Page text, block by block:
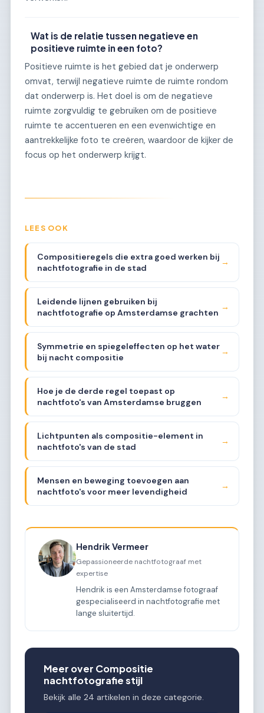
Wat is de relatie tussen negatieve en
positieve ruimte in een foto?
Positieve ruimte is het gebied dat je onderwerp
omvat, terwijl negatieve ruimte de ruimte rondom
dat onderwerp is. Het doel is om de negatieve
ruimte zorgvuldig te gebruiken om de positieve
ruimte te accentueren en een evenwichtige en
aantrekkelijke foto te creëren, waardoor de kijker de
focus op het onderwerp krijgt.
LEES OOK
Compositieregels die extra goed werken bij
nachtfotografie in de stad
→
Leidende lijnen gebruiken bij
nachtfotografie op Amsterdamse grachten
→
Symmetrie en spiegeleffecten op het water
bij nacht compositie
→
Hoe je de derde regel toepast op
nachtfoto's van Amsterdamse bruggen
→
Lichtpunten als compositie-element in
nachtfoto's van de stad
→
Mensen en beweging toevoegen aan
nachtfoto's voor meer levendigheid
→
Hendrik Vermeer
Gepassioneerde nachtfotograaf met
expertise
Hendrik is een Amsterdamse fotograaf
gespecialiseerd in nachtfotografie met
lange sluitertijd.
Meer over Compositie
nachtfotografie stijl
Bekijk alle 24 artikelen in deze categorie.